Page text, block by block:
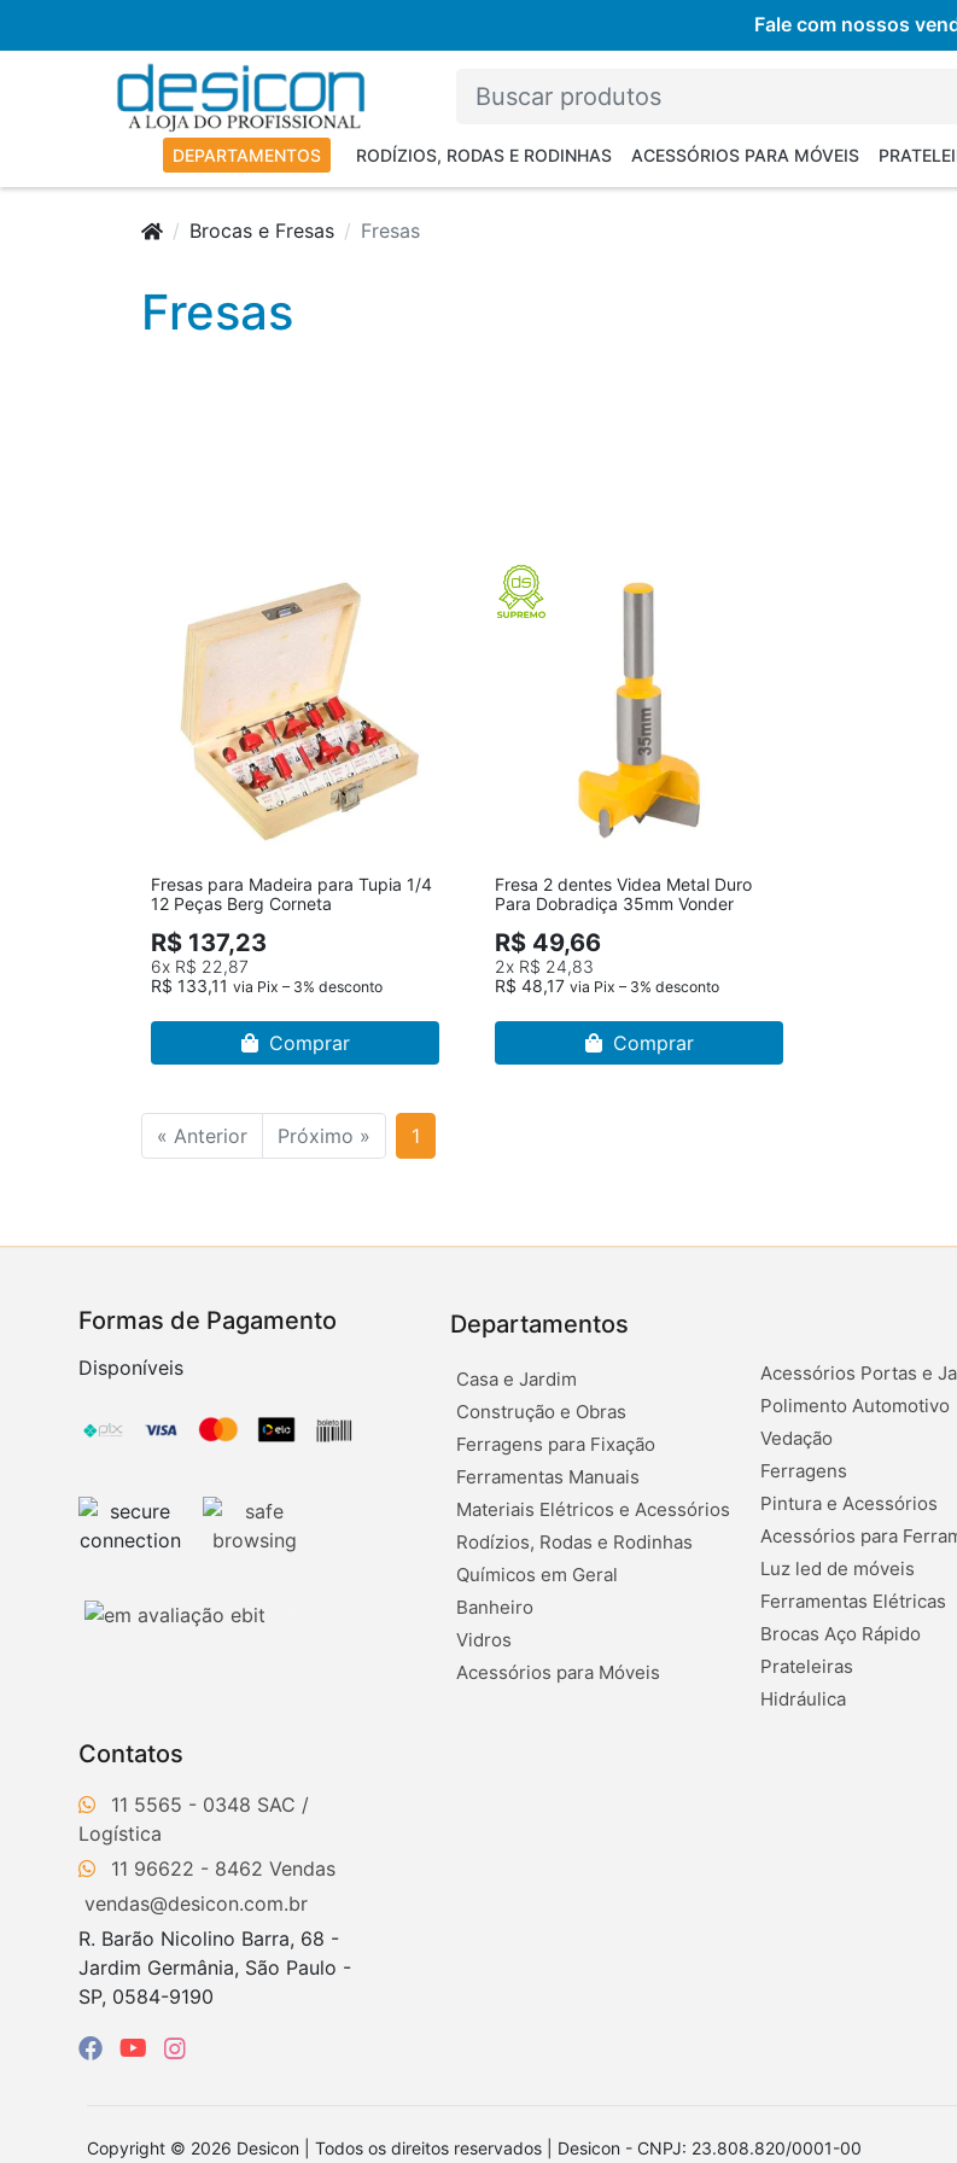
Fale com nossos
DEPARTAMENTOS RODÍZIOS, RODAS E RODINHAS ACESSÓRIOS PARA MÓVEIS
Brocas e Fresas Fresas
Fresas
Fresas para Madeira para Tupia 1/4
12 Peças Berg Corneta
R$ 137,23
6x R$ 22,87
R$ 133,11 via Pix – 3% desconto
Comprar
Fresa 2 dentes Videa Metal Duro
Para Dobradiça 35mm Vonder
R$ 49,66
2x R$ 24,83
R$ 48,17 via Pix – 3% desconto
Comprar
« Anterior Próximo » 1
Contatos
11 5565 - 0348
11 96622 - 8462
vendas@desicon.com.br
R. Barão Nicolino Barra, 68 -
Jardim Germânia, São Paulo -
SP, 0584-9190
Departamentos
Casa e Jardim
Construção e Obras
Ferragens para Fixação
Ferramentas Manuais
Materiais Elétricos e Acessórios
Rodízios, Rodas e Rodinhas
Químicos em Geral
Banheiro
Vidros
Acessórios para Móveis
Acessórios Portas e
Polimento Automotivo
Vedação
Ferragens
Pintura e Acessórios
Acessórios para
Luz led de móveis
Ferramentas Elétricas
Brocas Aço Rápido
Prateleiras
Hidráulica
Formas de Pagamento
Disponíveis
Copyright © 2026 Desicon | Todos os direitos reservados | Desicon - CNPJ: 23.808.820/0001-00